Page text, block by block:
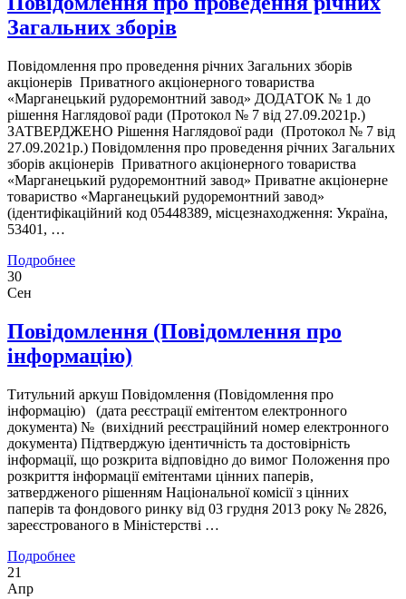
Загальних зборів
Повідомлення про проведення річних Загальних зборів
акціонерів Приватного акціонерного товариства
«Марганецький рудоремонтний завод» ДОДАТОК № 1 до
рішення Наглядової ради (Протокол № 7 від 27.09.2021р.)
ЗАТВЕРДЖЕНО Рішення Наглядової ради (Протокол № 7 від
27.09.2021р.) Повідомлення про проведення річних Загальних
зборів акціонерів Приватного акціонерного товариства
«Марганецький рудоремонтний завод» Приватне акціонерне
товариство «Марганецький рудоремонтний завод»
(ідентифікаційний код 05448389, місцезнаходження: Україна,
53401, …
Подробнее
30
Сен
Повідомлення (Повідомлення про
інформацію)
Титульний аркуш Повідомлення (Повідомлення про
інформацію) (дата реєстрації емітентом електронного
документа) № (вихідний реєстраційний номер електронного
документа) Підтверджую ідентичність та достовірність
інформації, що розкрита відповідно до вимог Положення про
розкриття інформації емітентами цінних паперів,
затвердженого рішенням Національної комісії з цінних
паперів та фондового ринку від 03 грудня 2013 року № 2826,
зареєстрованого в Міністерстві …
Подробнее
21
Апр